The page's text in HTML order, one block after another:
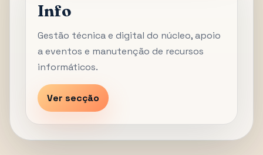
Info
Gestão técnica e digital do núcleo, apoio
a eventos e manutenção de recursos
informáticos.
Ver secção